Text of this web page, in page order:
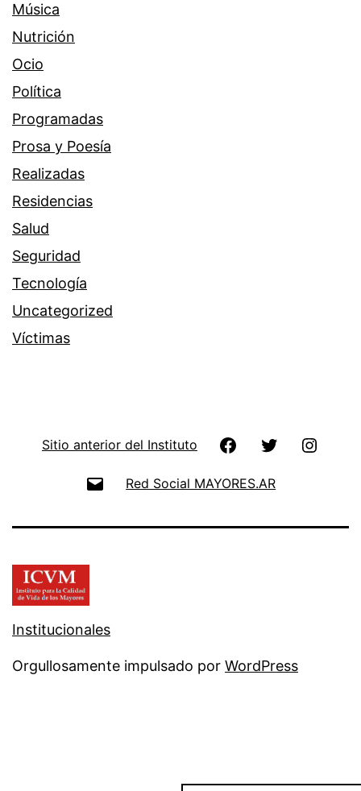
Música
Nutrición
Ocio
Política
Programadas
Prosa y Poesía
Realizadas
Residencias
Salud
Seguridad
Tecnología
Uncategorized
Víctimas
Sitio anterior del Instituto FacebookTwitter
EmailRed Social MAYORES.AR
Institucionales
Orgullosamente impulsado por WordPress